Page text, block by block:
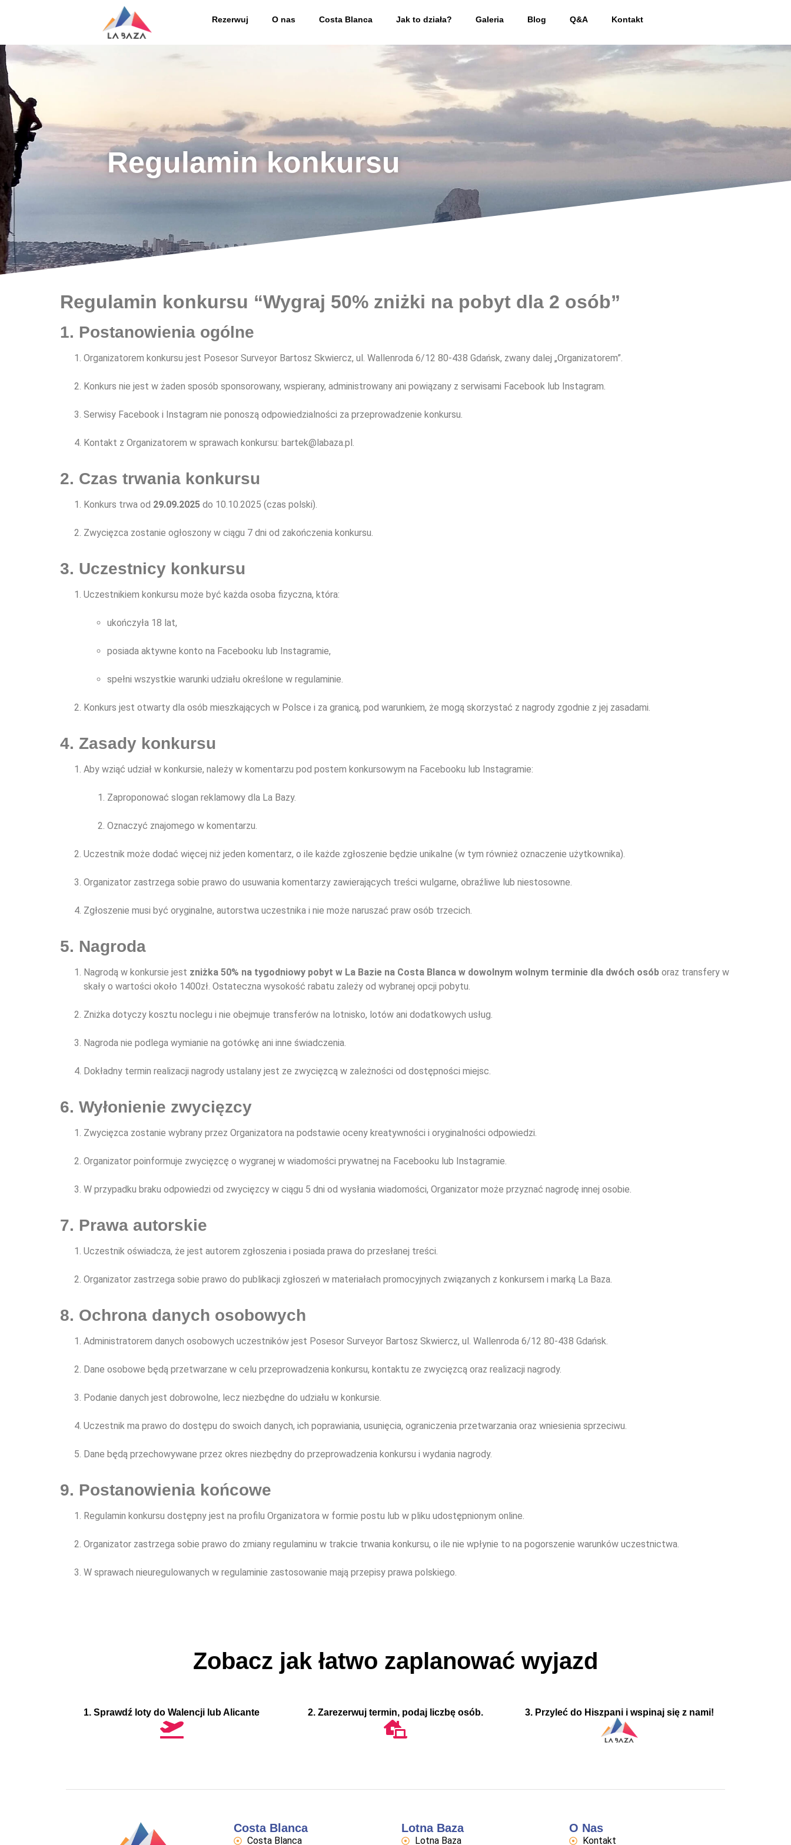
Rezerwuj O nas Costa Blanca Jak to działa? Galeria Blog Q&A Kontakt
Regulamin konkursu
Regulamin konkursu “Wygraj 50% zniżki na pobyt dla 2 osób”
1. Postanowienia ogólne
Organizatorem konkursu jest Posesor Surveyor Bartosz Skwiercz, ul. Wallenroda 6/12 80-438 Gdańsk, zwany dalej „Organizatorem”.
Konkurs nie jest w żaden sposób sponsorowany, wspierany, administrowany ani powiązany z serwisami Facebook lub Instagram.
Serwisy Facebook i Instagram nie ponoszą odpowiedzialności za przeprowadzenie konkursu.
Kontakt z Organizatorem w sprawach konkursu: bartek@labaza.pl.
2. Czas trwania konkursu
Konkurs trwa od 29.09.2025 do 10.10.2025 (czas polski).
Zwycięzca zostanie ogłoszony w ciągu 7 dni od zakończenia konkursu.
3. Uczestnicy konkursu
Uczestnikiem konkursu może być każda osoba fizyczna, która:
ukończyła 18 lat,
posiada aktywne konto na Facebooku lub Instagramie,
spełni wszystkie warunki udziału określone w regulaminie.
Konkurs jest otwarty dla osób mieszkających w Polsce i za granicą, pod warunkiem, że mogą skorzystać z nagrody zgodnie z jej zasadami.
4. Zasady konkursu
Aby wziąć udział w konkursie, należy w komentarzu pod postem konkursowym na Facebooku lub Instagramie:
Zaproponować slogan reklamowy dla La Bazy.
Oznaczyć znajomego w komentarzu.
Uczestnik może dodać więcej niż jeden komentarz, o ile każde zgłoszenie będzie unikalne (w tym również oznaczenie użytkownika).
Organizator zastrzega sobie prawo do usuwania komentarzy zawierających treści wulgarne, obraźliwe lub niestosowne.
Zgłoszenie musi być oryginalne, autorstwa uczestnika i nie może naruszać praw osób trzecich.
5. Nagroda
Nagrodą w konkursie jest zniżka 50% na tygodniowy pobyt w La Bazie na Costa Blanca w dowolnym wolnym terminie dla dwóch osób oraz transfery w
skały o wartości około 1400zł. Ostateczna wysokość rabatu zależy od wybranej opcji pobytu.
Zniżka dotyczy kosztu noclegu i nie obejmuje transferów na lotnisko, lotów ani dodatkowych usług.
Nagroda nie podlega wymianie na gotówkę ani inne świadczenia.
Dokładny termin realizacji nagrody ustalany jest ze zwycięzcą w zależności od dostępności miejsc.
6. Wyłonienie zwycięzcy
Zwycięzca zostanie wybrany przez Organizatora na podstawie oceny kreatywności i oryginalności odpowiedzi.
Organizator poinformuje zwycięzcę o wygranej w wiadomości prywatnej na Facebooku lub Instagramie.
W przypadku braku odpowiedzi od zwycięzcy w ciągu 5 dni od wysłania wiadomości, Organizator może przyznać nagrodę innej osobie.
7. Prawa autorskie
Uczestnik oświadcza, że jest autorem zgłoszenia i posiada prawa do przesłanej treści.
Organizator zastrzega sobie prawo do publikacji zgłoszeń w materiałach promocyjnych związanych z konkursem i marką La Baza.
8. Ochrona danych osobowych
Administratorem danych osobowych uczestników jest Posesor Surveyor Bartosz Skwiercz, ul. Wallenroda 6/12 80-438 Gdańsk.
Dane osobowe będą przetwarzane w celu przeprowadzenia konkursu, kontaktu ze zwycięzcą oraz realizacji nagrody.
Podanie danych jest dobrowolne, lecz niezbędne do udziału w konkursie.
Uczestnik ma prawo do dostępu do swoich danych, ich poprawiania, usunięcia, ograniczenia przetwarzania oraz wniesienia sprzeciwu.
Dane będą przechowywane przez okres niezbędny do przeprowadzenia konkursu i wydania nagrody.
9. Postanowienia końcowe
Regulamin konkursu dostępny jest na profilu Organizatora w formie postu lub w pliku udostępnionym online.
Organizator zastrzega sobie prawo do zmiany regulaminu w trakcie trwania konkursu, o ile nie wpłynie to na pogorszenie warunków uczestnictwa.
W sprawach nieuregulowanych w regulaminie zastosowanie mają przepisy prawa polskiego.
Zobacz jak łatwo zaplanować wyjazd
1. Sprawdź loty do Walencji lub Alicante 2. Zarezerwuj termin, podaj liczbę osób. 3. Przyleć do Hiszpani i wspinaj się z nami!
Costa Blanca
Costa Blanca
Lotna Baza
Lotna Baza
O Nas
Kontakt